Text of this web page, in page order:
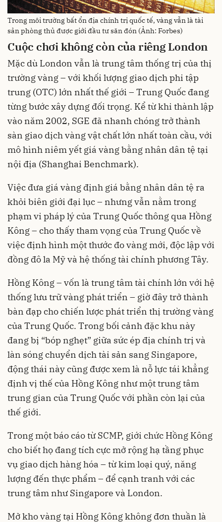
Trong môi trường bất ổn địa chính trị quốc tế, vàng vẫn là tài
sản phòng thủ được giới đầu tư săn đón (Ảnh: Forbes)
Cuộc chơi không còn của riêng London
Mặc dù London vẫn là trung tâm thống trị của thị
trường vàng – với khối lượng giao dịch phi tập
trung (OTC) lớn nhất thế giới – Trung Quốc đang
từng bước xây dựng đối trọng. Kể từ khi thành lập
vào năm 2002, SGE đã nhanh chóng trở thành
sàn giao dịch vàng vật chất lớn nhất toàn cầu, với
mô hình niêm yết giá vàng bằng nhân dân tệ tại
nội địa (Shanghai Benchmark).
Việc đưa giá vàng định giá bằng nhân dân tệ ra
khỏi biên giới đại lục – nhưng vẫn nằm trong
phạm vi pháp lý của Trung Quốc thông qua Hồng
Kông – cho thấy tham vọng của Trung Quốc về
việc định hình một thước đo vàng mới, độc lập với
đồng đô la Mỹ và hệ thống tài chính phương Tây.
Hồng Kông – vốn là trung tâm tài chính lớn với hệ
thống lưu trữ vàng phát triển – giờ đây trở thành
bàn đạp cho chiến lược phát triển thị trường vàng
của Trung Quốc. Trong bối cảnh đặc khu này
đang bị “bóp nghẹt” giữa sức ép địa chính trị và
làn sóng chuyển dịch tài sản sang Singapore,
động thái này cũng được xem là nỗ lực tái khẳng
định vị thế của Hồng Kông như một trung tâm
trung gian của Trung Quốc với phần còn lại của
thế giới.
Trong một báo cáo từ SCMP, giới chức Hồng Kông
cho biết họ đang tích cực mở rộng hạ tầng phục
vụ giao dịch hàng hóa – từ kim loại quý, năng
lượng đến thực phẩm – để cạnh tranh với các
trung tâm như Singapore và London.
Mở kho vàng tại Hồng Kông không đơn thuần là